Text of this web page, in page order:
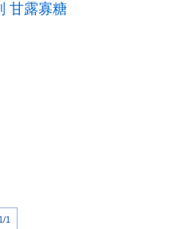
甘露寡糖
1/1